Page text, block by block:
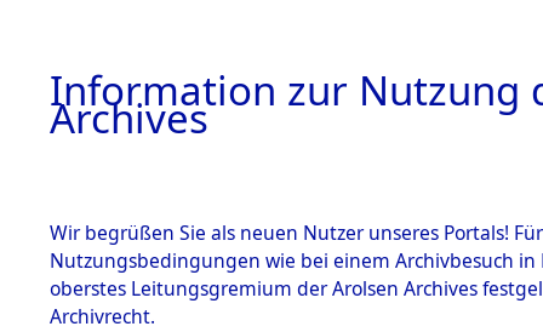
Information zur Nutzung
Archives
Wir begrüßen Sie als neuen Nutzer unseres Portals!
Nutzungsbedingungen wie bei einem Archivbesuch
oberstes Leitungsgremium der Arolsen Archives
Archivrecht.